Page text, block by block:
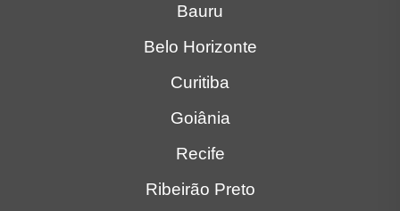
Bauru
Belo Horizonte
Curitiba
Goiânia
Recife
Ribeirão Preto